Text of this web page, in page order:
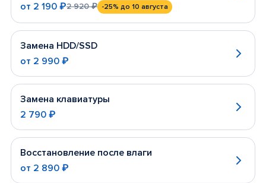
от 2 190 ₽2 920 ₽ -25% до 10 августа
Замена HDD/SSD
от 2 990 ₽
Замена клавиатуры
2 790 ₽
Восстановление после влаги
от 2 890 ₽